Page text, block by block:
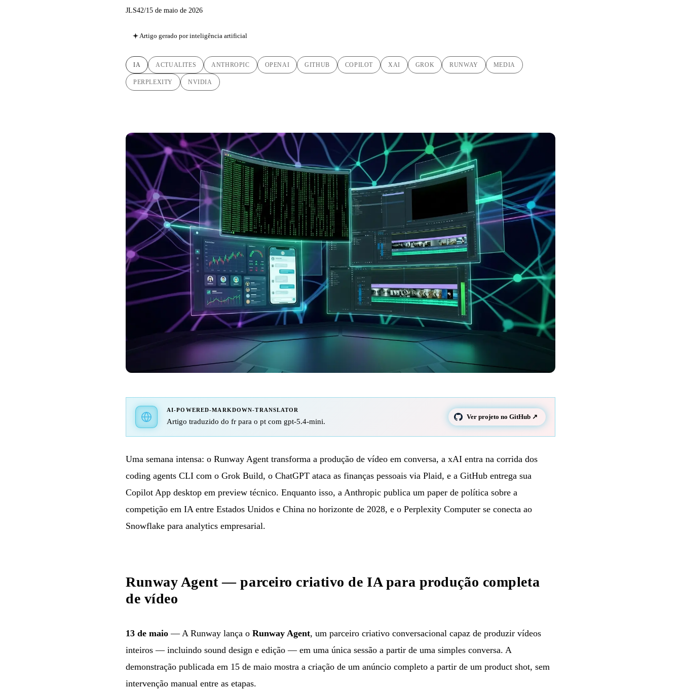
JLS42/15 de maio de 2026
Artigo gerado por inteligência artificial
IA ACTUALITES ANTHROPIC OPENAI GITHUB COPILOT XAI GROK RUNWAY MEDIA
PERPLEXITY NVIDIA
AI-POWERED-MARKDOWN-TRANSLATOR
Artigo traduzido do fr para o pt com gpt-5.4-mini.
Ver projeto no GitHub ↗
Uma semana intensa: o Runway Agent transforma a produção de vídeo em conversa, a xAI entra na corrida dos
coding agents CLI com o Grok Build, o ChatGPT ataca as finanças pessoais via Plaid, e a GitHub entrega sua
Copilot App desktop em preview técnico. Enquanto isso, a Anthropic publica um paper de política sobre a
competição em IA entre Estados Unidos e China no horizonte de 2028, e o Perplexity Computer se conecta ao
Snowflake para analytics empresarial.
Runway Agent — parceiro criativo de IA para produção completa
de vídeo
13 de maio — A Runway lança o Runway Agent, um parceiro criativo conversacional capaz de produzir vídeos
inteiros — incluindo sound design e edição — em uma única sessão a partir de uma simples conversa. A
demonstração publicada em 15 de maio mostra a criação de um anúncio completo a partir de um product shot, sem
intervenção manual entre as etapas.